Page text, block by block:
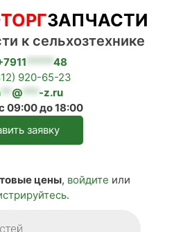
***** 48
920-65-23
@ *** -z.ru
09:00 до 18:00
заявку
цены, войдите или
.
ТОРГЗАПЧАСТИ
к сельхозтехнике